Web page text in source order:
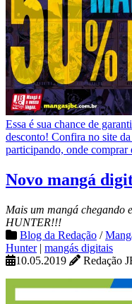
Essa é sua chance de
desconto! Confira no site
participando, onde comprar
Novo mangá
Mais um mangá
HUNTER!!!
Blog da Redação /
Hunter| mangás digitais
10.05.2019
Redação